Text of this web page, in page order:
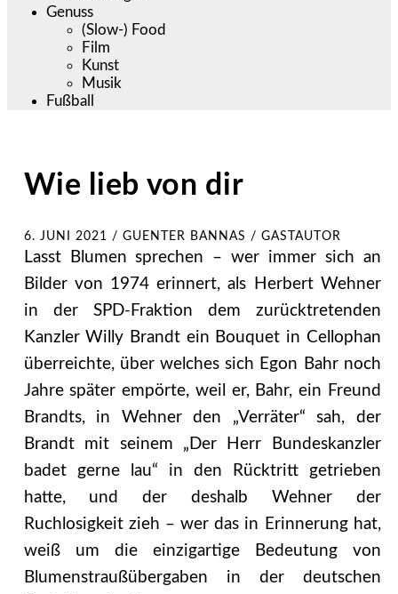
Genuss
(Slow-) Food
Film
Kunst
Musik
Fußball
Wie lieb von dir
6. JUNI 2021 / GUENTER BANNAS / GASTAUTOR
Lasst Blumen sprechen – wer immer sich an
Bilder von 1974 erinnert, als Herbert Wehner
in der SPD-Fraktion dem zurücktretenden
Kanzler Willy Brandt ein Bouquet in Cellophan
überreichte, über welches sich Egon Bahr noch
Jahre später empörte, weil er, Bahr, ein Freund
Brandts, in Wehner den „Verräter“ sah, der
Brandt mit seinem „Der Herr Bundeskanzler
badet gerne lau“ in den Rücktritt getrieben
hatte, und der deshalb Wehner der
Ruchlosigkeit zieh – wer das in Erinnerung hat,
weiß um die einzigartige Bedeutung von
Blumenstraußübergaben in der deutschen